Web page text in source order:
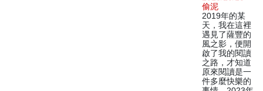
偷泥
2019年的某
天，我在這裡
遇見了薩豐的
風之影，便開
啟了我的閱讀
之路，才知道
原來閱讀是一
件多麼快樂的